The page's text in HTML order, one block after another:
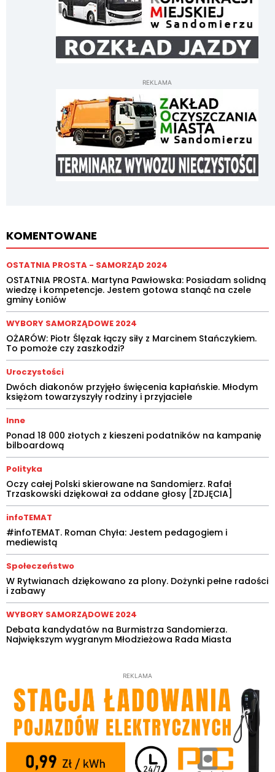
REKLAMA
KOMENTOWANE
OSTATNIA PROSTA - SAMORZĄD 2024
OSTATNIA PROSTA. Martyna Pawłowska: Posiadam solidną
wiedzę i kompetencje. Jestem gotowa stanąć na czele
gminy Łoniów
WYBORY SAMORZĄDOWE 2024
OŻARÓW: Piotr Ślęzak łączy siły z Marcinem Stańczykiem.
To pomoże czy zaszkodzi?
Uroczystości
Dwóch diakonów przyjęło święcenia kapłańskie. Młodym
księżom towarzyszyły rodziny i przyjaciele
Inne
Ponad 18 000 złotych z kieszeni podatników na kampanię
bilboardową
Polityka
Oczy całej Polski skierowane na Sandomierz. Rafał
Trzaskowski dziękował za oddane głosy [ZDJĘCIA]
infoTEMAT
#infoTEMAT. Roman Chyła: Jestem pedagogiem i
mediewistą
Społeczeństwo
W Rytwianach dziękowano za plony. Dożynki pełne radości
i zabawy
WYBORY SAMORZĄDOWE 2024
Debata kandydatów na Burmistrza Sandomierza.
Największym wygranym Młodzieżowa Rada Miasta
REKLAMA